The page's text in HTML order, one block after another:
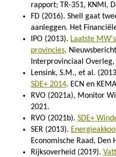
rapport; TR-351, KNMI,
FD (2016). Shell gaat
aanleggen. Het
IPO (2013). Laatste
provincies.
Interprovinciaal Overleg,
Lensink, S.M., et al.
SDE+ 2014. ECN en
RVO (2021a), Monitor
2021.
RVO (2021b). SDE+
SER (2013).
Economische Raad, Den
Rijksoverheid (2019).